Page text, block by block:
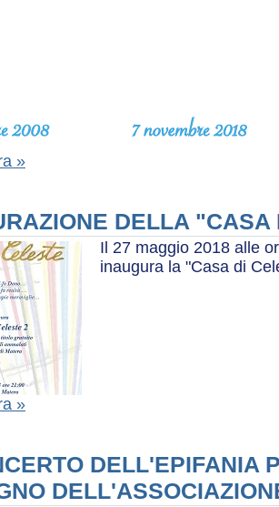
»
DELLA
Il 27 maggio 2018 alle
inaugura la "Casa di
»
DELL'EPIFANIA